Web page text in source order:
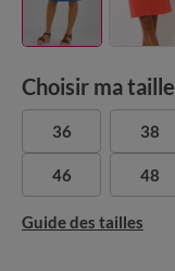
Choisir ma taille
36 38
46 48
Guide des tailles